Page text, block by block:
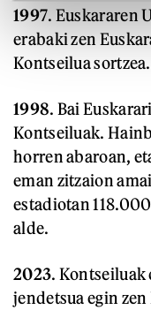
1997. Euskararen
erabaki zen
Kontseilua sortzea.
1998. Bai
Kontseiluak.
horren abaroan,
eman zitzaion
estadiotan
alde.
2023. Kontseiluak
jendetsua egin